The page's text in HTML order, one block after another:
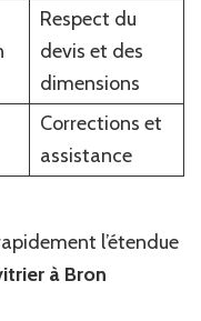
Respect du
devis et des
dimensions
Corrections et
assistance
l’étendue
à Bron